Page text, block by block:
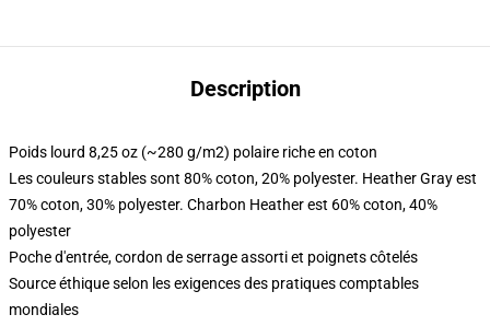
Description
Poids lourd 8,25 oz (~280 g/m2) polaire riche en coton
Les couleurs stables sont 80% coton, 20% polyester. Heather Gray est
70% coton, 30% polyester. Charbon Heather est 60% coton, 40%
polyester
Poche d'entrée, cordon de serrage assorti et poignets côtelés
Source éthique selon les exigences des pratiques comptables
mondiales